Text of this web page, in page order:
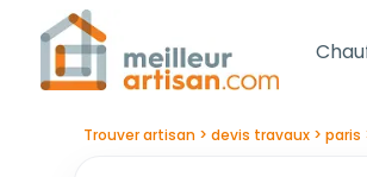
Trouver artisan devis travaux paris